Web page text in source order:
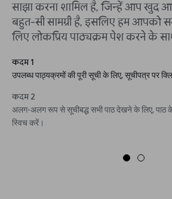
साझा करना शामिल है, जिन्हें आप खुद
बहुत-सी सामग्री है, इसलिए हम आपको
लिए लोकप्रिय पाठ्यक्रम पेश करने के
कदम 1
उपलब्ध पाठ्यक्रमों की पूरी सूची के लिए, सूचीपत्र पर
कदम 2
अलग-अलग रूप से सूचीबद्ध सभी पाठ देखने के लिए, पाठ
स्विच करें।